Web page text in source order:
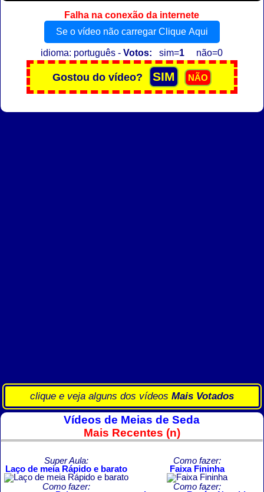
Falha na conexão da internete
Se o vídeo não carregar Clique Aqui
idioma: português -Votos: sim=1 não=0
clique e veja alguns dos vídeos Mais Votados
Vídeos de Meias de Seda
Mais Recentes (n)
Super Aula:
Laço de meia Rápido e barato
Como fazer:
Faixa Fininha
Como fazer:
Como fazer: